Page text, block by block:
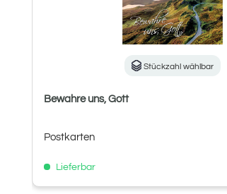
Stückzahl wählbar
Bewahre uns, Gott
Postkarten
Lieferbar